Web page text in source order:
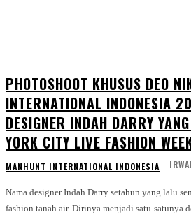
PHOTOSHOOT KHUSUS DEO
INTERNATIONAL INDONESIA
DESIGNER INDAH DARRY
YORK CITY LIVE FASHION
MANHUNT INTERNATIONAL INDONESIA
Nama designer Indah Darry setahun yang lalu
fashion tanah air. Dirinya menjadi satu-satunya